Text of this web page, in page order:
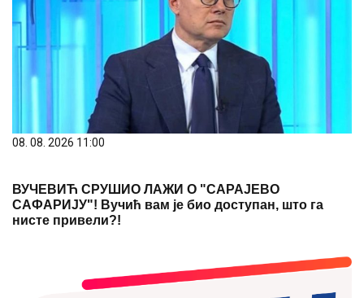
08. 08. 2026 11:00
ВУЧЕВИЋ СРУШИО ЛАЖИ О "САРАЈЕВО
САФАРИЈУ"! Вучић вам је био доступан, што га
нисте привели?!